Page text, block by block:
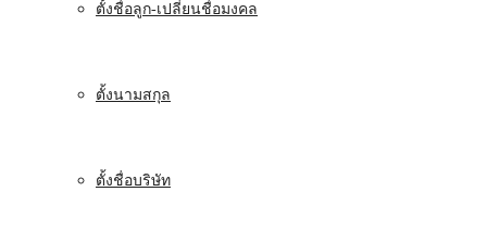
ตั้งชื่อลูก-เปลี่ยนชื่อมงคล
ตั้งนามสกุล
ตั้งชื่อบริษัท